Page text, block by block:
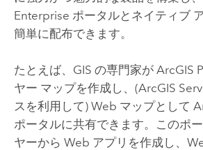
Enterprise ポータルとネイティブ
簡単に配布できます。
たとえば、GIS の専門家が ArcGIS
ヤー マップを作成し、(ArcGIS
スを利用して) Web マップとして
ポータルに共有できます。このポ
ヤーから Web アプリを作成し、